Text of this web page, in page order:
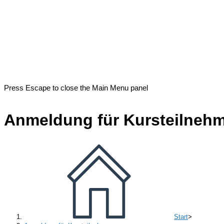
Press Escape to close the Main Menu panel
Anmeldung für
Start>